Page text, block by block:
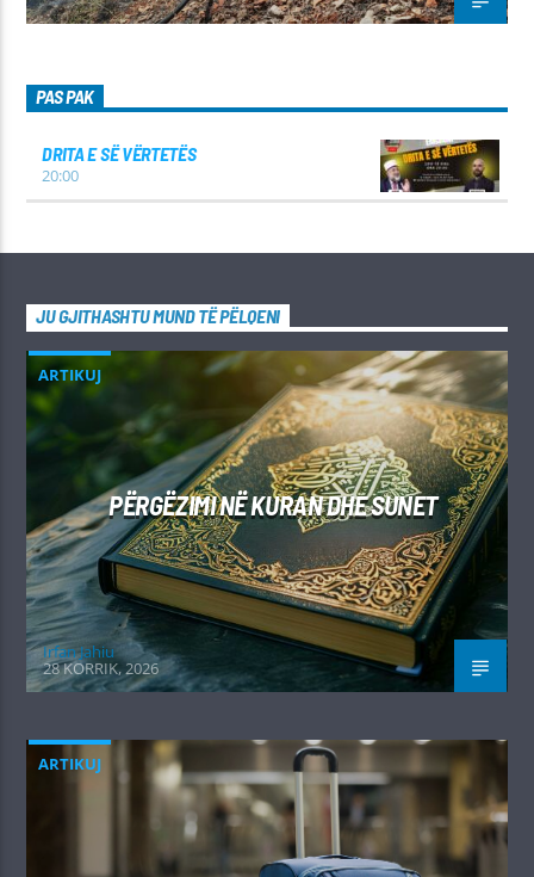
PAS PAK
DRITA E SË VËRTETËS
20:00
JU GJITHASHTU MUND TË PËLQENI
ARTIKUJ
PËRGËZIMI NË KURAN DHE SUNET
Irfan Jahiu
28 KORRIK, 2026
ARTIKUJ